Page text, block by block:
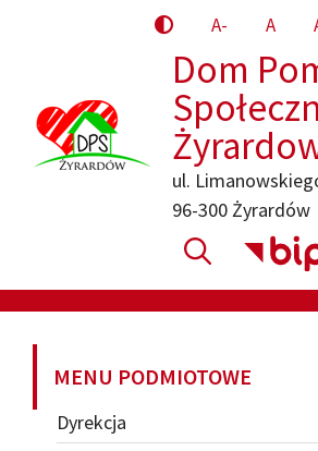
A- A
Dom
ul.
96-300 Żyrardów
MENU PODMIOTOWE
Dyrekcja